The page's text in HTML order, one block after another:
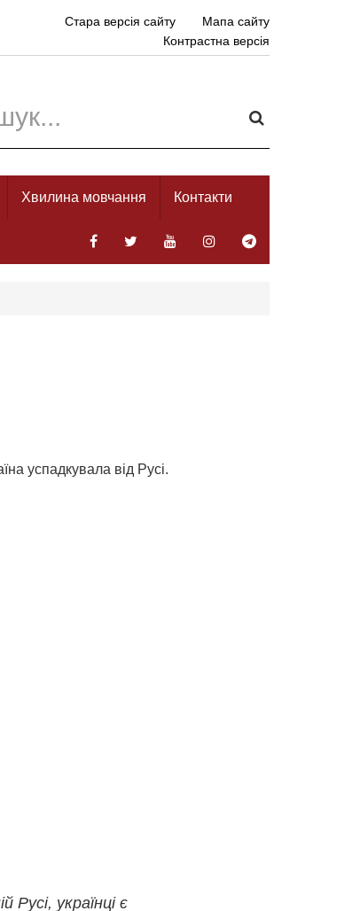
Стара версія сайту
Мапа сайту
Контрастна версія
Хвилина мовчання Контакти
успадкувала від Русі.
українці є